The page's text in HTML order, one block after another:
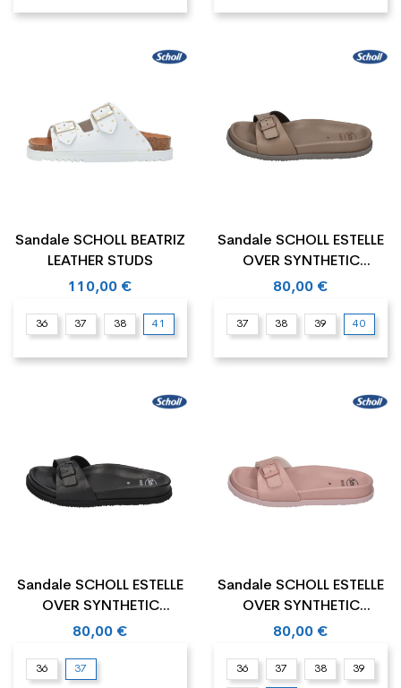
Sandale SCHOLL BEATRIZ
LEATHER STUDS
110,00 €
36 37 38 41
Sandale SCHOLL ESTELLE
OVER SYNTHETIC
LEATHER
80,00 €
37 38 39 40
Sandale SCHOLL ESTELLE
OVER SYNTHETIC
LEATHER
80,00 €
36 37
Sandale SCHOLL ESTELLE
OVER SYNTHETIC
LEATHER
80,00 €
36 37 38 39